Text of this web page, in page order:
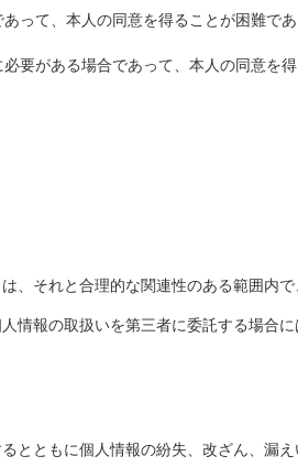
って、本人の同意を得ることが困難で
要がある場合であって、本人の同意を
、それと合理的な関連性のある範囲内
情報の取扱いを第三者に委託する場合
とともに個人情報の紛失、改ざん、漏